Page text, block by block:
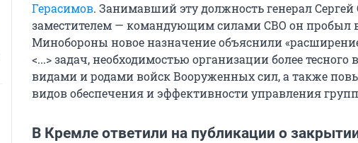
Герасимов. Занимавший эту должность генерал Сергей
заместителем — командующим силами СВО он пробыл
Минобороны новое назначение объяснили
<...> задач, необходимостью организации более
видами и родами войск Вооруженных сил, а также
видов обеспечения и эффективности управления
В Кремле ответили на публикации о